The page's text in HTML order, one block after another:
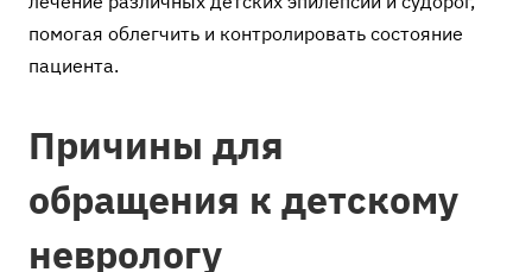
помогая облегчить и контролировать состояние
пациента.
Причины для
обращения к детскому
неврологу